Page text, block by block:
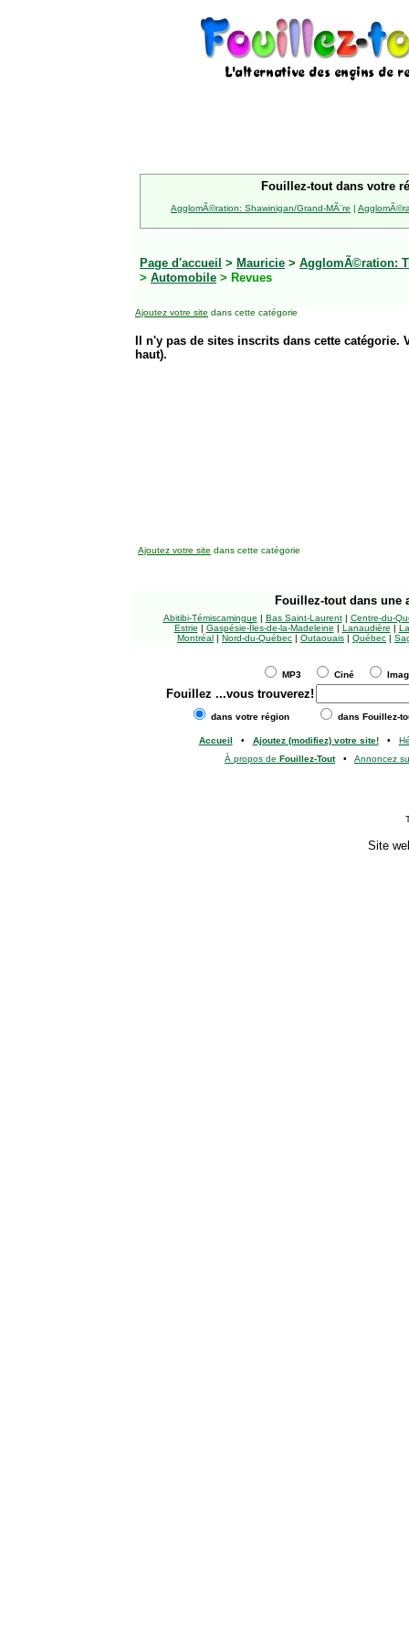
Fouillez-tout dans votre
AgglomÃ©ration: Shawinigan/Grand-MÃ¨re |
Page d'accueil > Mauricie > AgglomÃ©ration:
> Automobile > Revues
Ajoutez votre site dans cette catégorie
Il n'y pas de sites inscrits dans cette
haut).
Ajoutez votre site dans cette catégorie
Fouillez-tout dans une
Abitibi-Témiscamingue | Bas Saint-Laurent| Centre-du-
Estrie | Gaspésie-Îles-de-la-Madeleine | Lanaudière |
Montréal | Nord-du-Québec | Outaouais | Québec |
MP3 Ciné
Fouillez ...vous trouverez!
dans votre région dans Fouillez-
Accueil • Ajoutez (modifiez) votre site!•
À propos de Fouillez-Tout• Annoncez
Site